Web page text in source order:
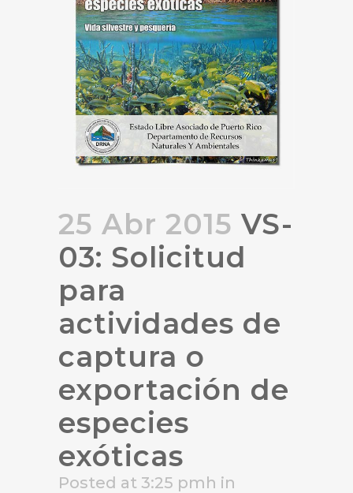
25 Abr 2015 VS-
03: Solicitud
para
actividades de
captura o
exportación de
especies
exóticas
Posted at 3:25 pmh in